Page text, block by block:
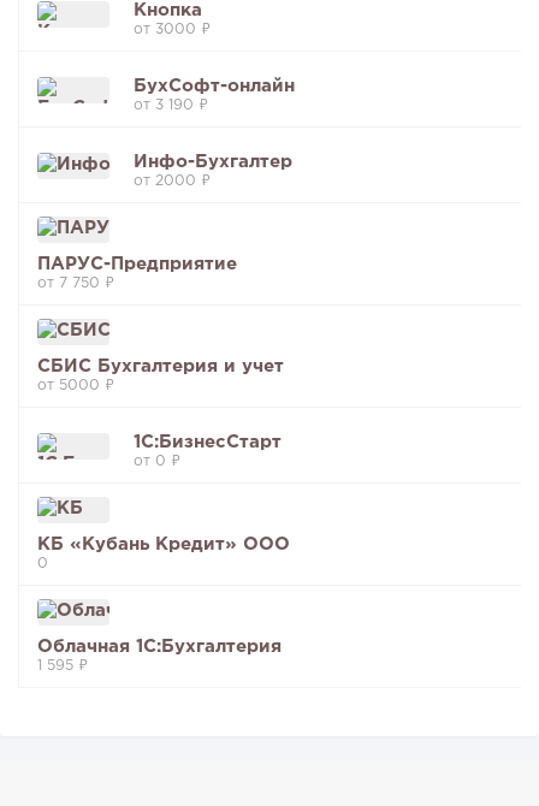
Кнопка
от 3000 ₽
БухСофт-онлайн
от 3 190 ₽
Инфо-Бухгалтер
от 2000 ₽
ПАРУС-Предприятие
от 7 750 ₽
СБИС Бухгалтерия и учет
от 5000 ₽
1С:БизнесСтарт
от 0 ₽
КБ «Кубань Кредит» ООО
0
Облачная 1С:Бухгалтерия
1 595 ₽